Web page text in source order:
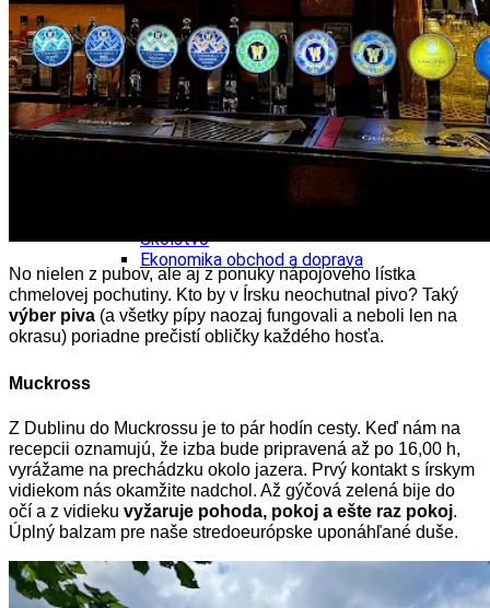
Galéria
Folklór
Ubytovanie
Pobyty
Wellness
Gastro
Kaviarne
Školstvo
Ekonomika obchod a doprava
No nielen z pubov, ale aj z ponuky nápojového lístka
chmelovej pochutiny. Kto by v Írsku neochutnal pivo? Taký
výber piva (a všetky pípy naozaj fungovali a neboli len na
okrasu) poriadne prečistí obličky každého hosťa.
Muckross
Z Dublinu do Muckrossu je to pár hodín cesty. Keď nám na
recepcii oznamujú, že izba bude pripravená až po 16,00 h,
vyrážame na prechádzku okolo jazera. Prvý kontakt s írskym
vidiekom nás okamžite nadchol. Až gýčová zelená bije do
očí a z vidieku vyžaruje pohoda, pokoj a ešte raz pokoj.
Úplný balzam pre naše stredoeurópske uponáhľané duše.